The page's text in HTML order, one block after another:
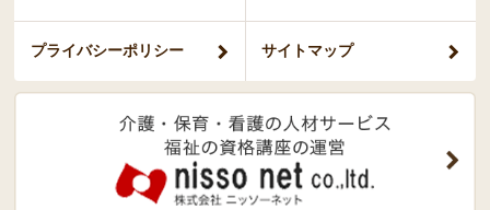
プライバシーポリシー サイトマップ